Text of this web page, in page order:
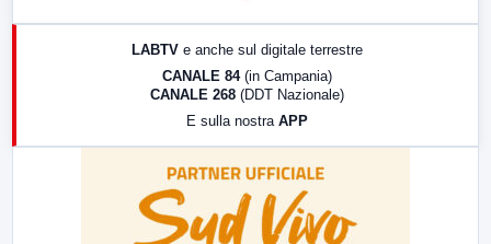
17:00 LabNews (replica)
LABTV e anche sul digitale terrestre
CANALE 84 (in Campania)
CANALE 268 (DDT Nazionale)
E sulla nostra APP